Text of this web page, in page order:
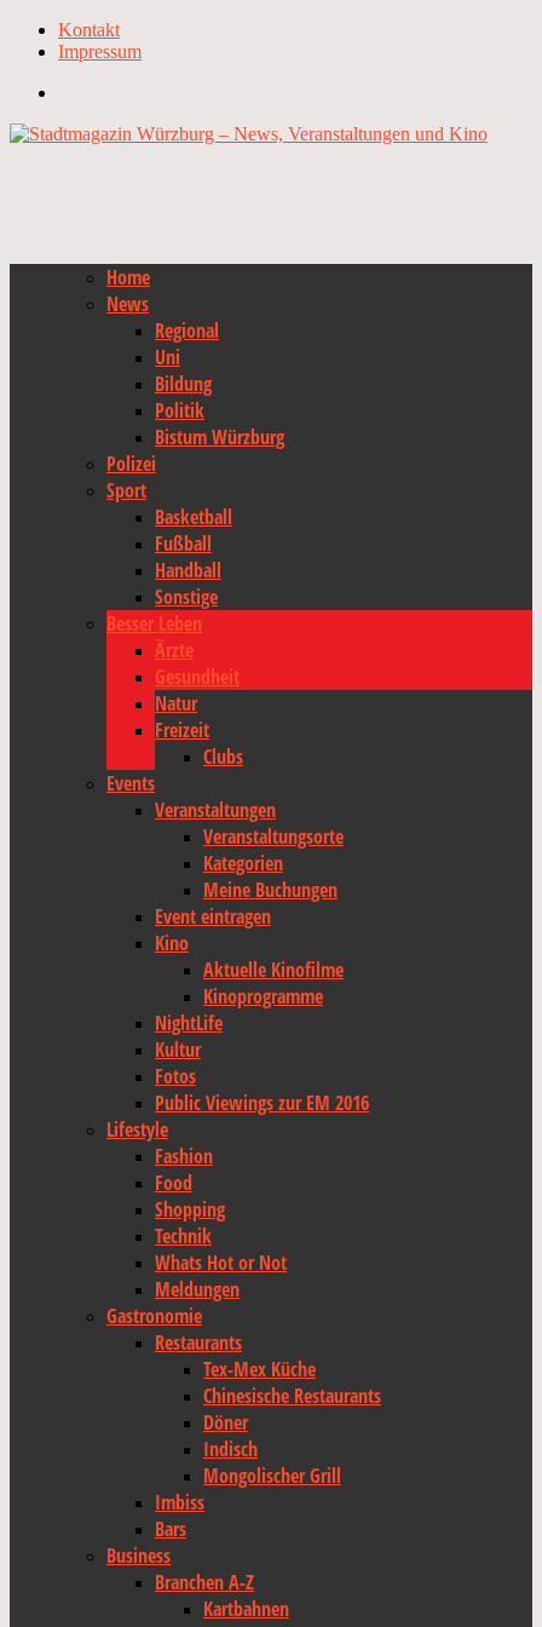
Kontakt
Impressum
Home
News
Regional
Uni
Bildung
Politik
Bistum Würzburg
Polizei
Sport
Basketball
Fußball
Handball
Sonstige
Besser Leben
Ärzte
Gesundheit
Natur
Freizeit
Clubs
Events
Veranstaltungen
Veranstaltungsorte
Kategorien
Meine Buchungen
Event eintragen
Kino
Aktuelle Kinofilme
Kinoprogramme
NightLife
Kultur
Fotos
Public Viewings zur EM 2016
Lifestyle
Fashion
Food
Shopping
Technik
Whats Hot or Not
Meldungen
Gastronomie
Restaurants
Tex-Mex Küche
Chinesische Restaurants
Döner
Indisch
Mongolischer Grill
Imbiss
Bars
Business
Branchen A-Z
Kartbahnen